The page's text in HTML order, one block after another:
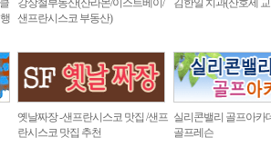
강상철부동산(산라몬/이스트베이/
샌프란시스코 부동산)
김한일 치과(산호세
옛날짜장 -샌프란시스코 맛집 /샌프
란시스코 맛집 추천
실리콘밸리 골프아카
골프레슨